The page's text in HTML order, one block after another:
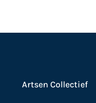
Artsen Collectief